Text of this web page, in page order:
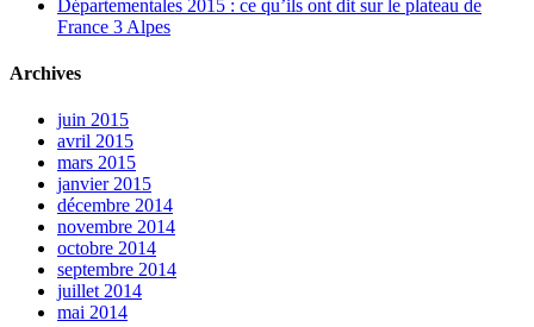
Départementales 2015 : ce qu’ils ont dit sur le plateau de
France 3 Alpes
Archives
juin 2015
avril 2015
mars 2015
janvier 2015
décembre 2014
novembre 2014
octobre 2014
septembre 2014
juillet 2014
mai 2014